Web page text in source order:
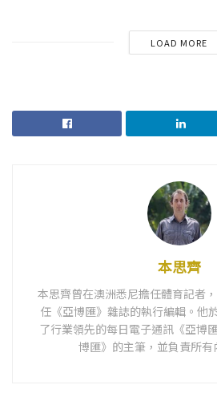
LOAD MORE
本思齊
本思齊曾在澳洲悉尼擔任體育記者
任《亞博匯》雜誌的執行編輯。他
了行業領先的每日電子通訊《亞博
博匯》的主筆，並負責所有